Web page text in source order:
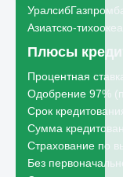
Уралсиб
Азиатско-
Плюсы
Процентная
Одобрение 97%
Срок
Сумма
Страхование по
Без